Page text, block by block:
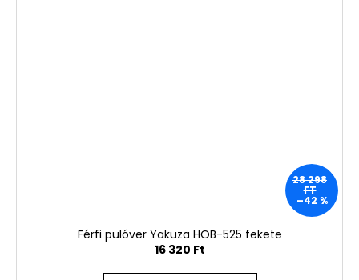
28 298
FT
–42 %
Férfi pulóver Yakuza HOB-525 fekete
16 320 Ft